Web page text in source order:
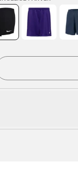
en Modal til at